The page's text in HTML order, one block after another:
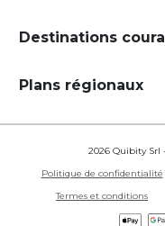
Destinations
Plans régionaux
2026 Quibity Srl
Politique de confidentialité
Termes et conditions